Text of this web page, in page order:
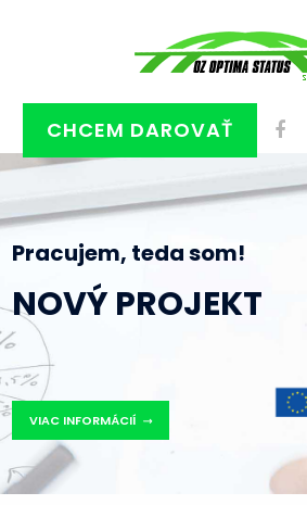
CHCEM DAROVAŤ
Pracujem, teda som!
NOVÝ PROJEKT
VIAC INFORMÁCIÍ